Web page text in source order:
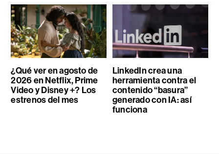
¿Qué ver en agosto de
2026 en Netflix, Prime
Video y Disney +? Los
estrenos del mes
LinkedIn crea una
herramienta contra el
contenido “basura”
generado con IA: así
funciona